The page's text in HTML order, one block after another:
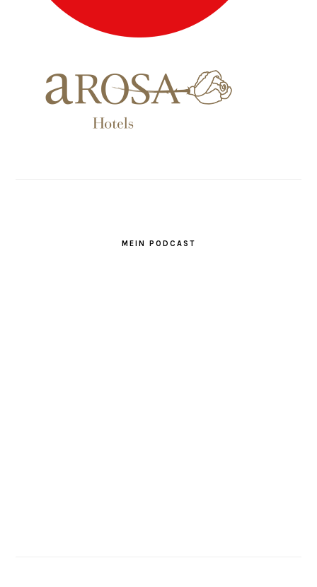
MEIN PODCAST